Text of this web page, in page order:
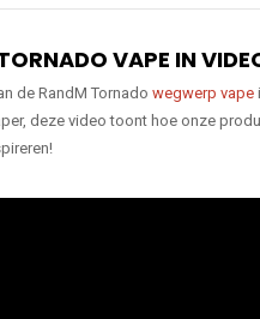
VAPE IN
de RandM Tornado wegwerp vape
deze video toont hoe onze